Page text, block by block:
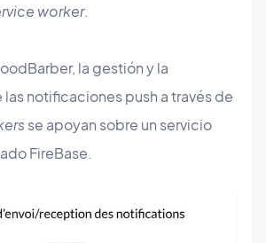
worker.
la gestión y la
las notificaciones push a través de
se apoyan sobre un servicio
FireBase.